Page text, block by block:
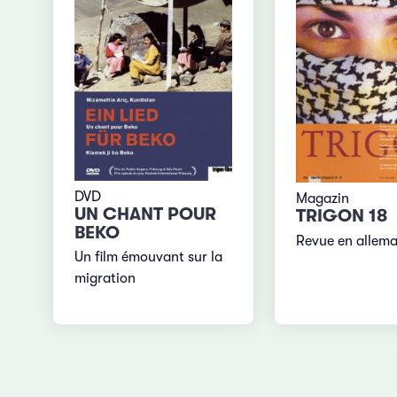
DVD
UN CHANT POUR
BEKO
Un film émouvant sur la
migration
Magazin
TRIGON 18
Revue en